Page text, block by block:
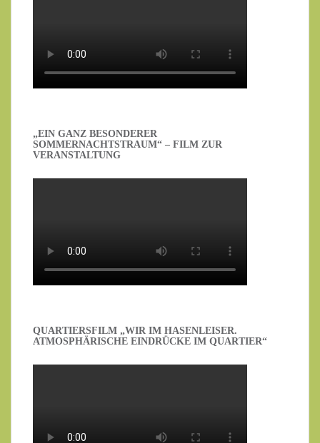
„EIN GANZ BESONDERER
SOMMERNACHTSTRAUM“ – FILM ZUR
VERANSTALTUNG
QUARTIERSFILM „WIR IM HASENLEISER.
ATMOSPHÄRISCHE EINDRÜCKE IM QUARTIER“